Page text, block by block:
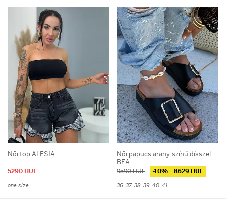
Női top ALESIA
5290 HUF
one size
Női papucs arany színű dísszel
BEA
9590 HUF -10% 8629 HUF
363738394041